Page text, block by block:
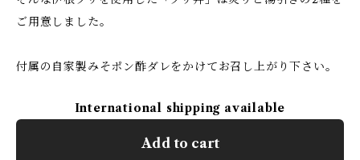
ご用意しました。
付属の自家製みそポン酢ダレをかけてお召し上がり下さい。
International shipping available
Add to cart